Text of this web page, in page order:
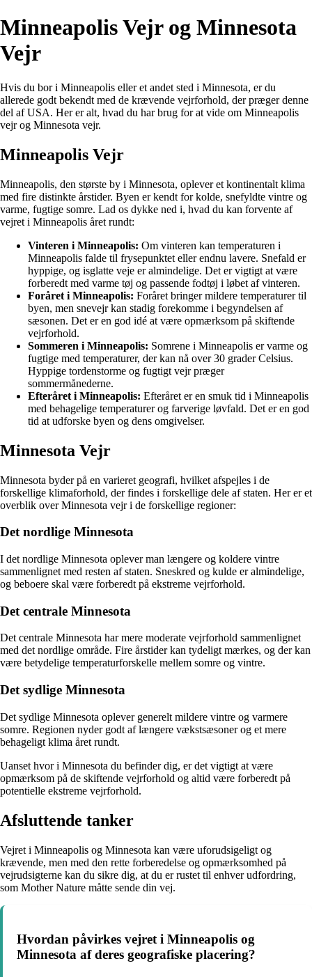
Minneapolis Vejr og Minnesota
Vejr
Hvis du bor i Minneapolis eller et andet sted i Minnesota, er du
allerede godt bekendt med de krævende vejrforhold, der præger denne
del af USA. Her er alt, hvad du har brug for at vide om Minneapolis
vejr og Minnesota vejr.
Minneapolis Vejr
Minneapolis, den største by i Minnesota, oplever et kontinentalt klima
med fire distinkte årstider. Byen er kendt for kolde, snefyldte vintre og
varme, fugtige somre. Lad os dykke ned i, hvad du kan forvente af
vejret i Minneapolis året rundt:
Vinteren i Minneapolis: Om vinteren kan temperaturen i
Minneapolis falde til frysepunktet eller endnu lavere. Snefald er
hyppige, og isglatte veje er almindelige. Det er vigtigt at være
forberedt med varme tøj og passende fodtøj i løbet af vinteren.
Foråret i Minneapolis: Foråret bringer mildere temperaturer til
byen, men snevejr kan stadig forekomme i begyndelsen af
sæsonen. Det er en god idé at være opmærksom på skiftende
vejrforhold.
Sommeren i Minneapolis: Somrene i Minneapolis er varme og
fugtige med temperaturer, der kan nå over 30 grader Celsius.
Hyppige tordenstorme og fugtigt vejr præger
sommermånederne.
Efteråret i Minneapolis: Efteråret er en smuk tid i Minneapolis
med behagelige temperaturer og farverige løvfald. Det er en god
tid at udforske byen og dens omgivelser.
Minnesota Vejr
Minnesota byder på en varieret geografi, hvilket afspejles i de
forskellige klimaforhold, der findes i forskellige dele af staten. Her er et
overblik over Minnesota vejr i de forskellige regioner:
Det nordlige Minnesota
I det nordlige Minnesota oplever man længere og koldere vintre
sammenlignet med resten af staten. Sneskred og kulde er almindelige,
og beboere skal være forberedt på ekstreme vejrforhold.
Det centrale Minnesota
Det centrale Minnesota har mere moderate vejrforhold sammenlignet
med det nordlige område. Fire årstider kan tydeligt mærkes, og der kan
være betydelige temperaturforskelle mellem somre og vintre.
Det sydlige Minnesota
Det sydlige Minnesota oplever generelt mildere vintre og varmere
somre. Regionen nyder godt af længere vækstsæsoner og et mere
behageligt klima året rundt.
Uanset hvor i Minnesota du befinder dig, er det vigtigt at være
opmærksom på de skiftende vejrforhold og altid være forberedt på
potentielle ekstreme vejrforhold.
Afsluttende tanker
Vejret i Minneapolis og Minnesota kan være uforudsigeligt og
krævende, men med den rette forberedelse og opmærksomhed på
vejrudsigterne kan du sikre dig, at du er rustet til enhver udfordring,
som Mother Nature måtte sende din vej.
Hvordan påvirkes vejret i Minneapolis og
Minnesota af deres geografiske placering?